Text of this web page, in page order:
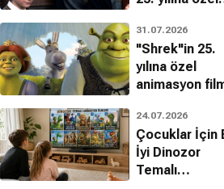
bilinmeyenleri!
31.07.2026
"Shrek"in 25.
yılına özel
animasyon
24.07.2026
Çocuklar İçin
İyi Dinozor
Temalı